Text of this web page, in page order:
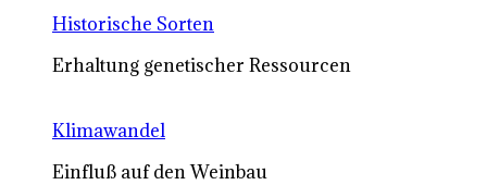
Historische Sorten
Erhaltung genetischer Ressourcen
Klimawandel
Einfluß auf den Weinbau